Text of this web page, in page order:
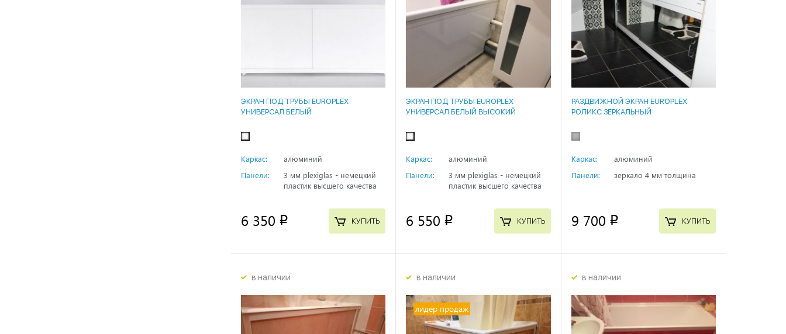
ЭКРАН ПОД ТРУБЫ EUROPLEX
УНИВЕРСАЛ БЕЛЫЙ
Каркас:
алюминий
Панели:
3 мм plexiglas - немецкий
пластик высшего качества
6 350 p КУПИТЬ
ЭКРАН ПОД ТРУБЫ EUROPLEX
УНИВЕРСАЛ БЕЛЫЙ ВЫСОКИЙ
Каркас:
алюминий
Панели:
3 мм plexiglas - немецкий
пластик высшего качества
6 550 p КУПИТЬ
РАЗДВИЖНОЙ ЭКРАН EUROPLEX
РОЛИКС ЗЕРКАЛЬНЫЙ
Каркас:
алюминий
Панели:
зеркало 4 мм толщина
9 700 p КУПИТЬ
в наличии в наличии
лидер продаж
в наличии